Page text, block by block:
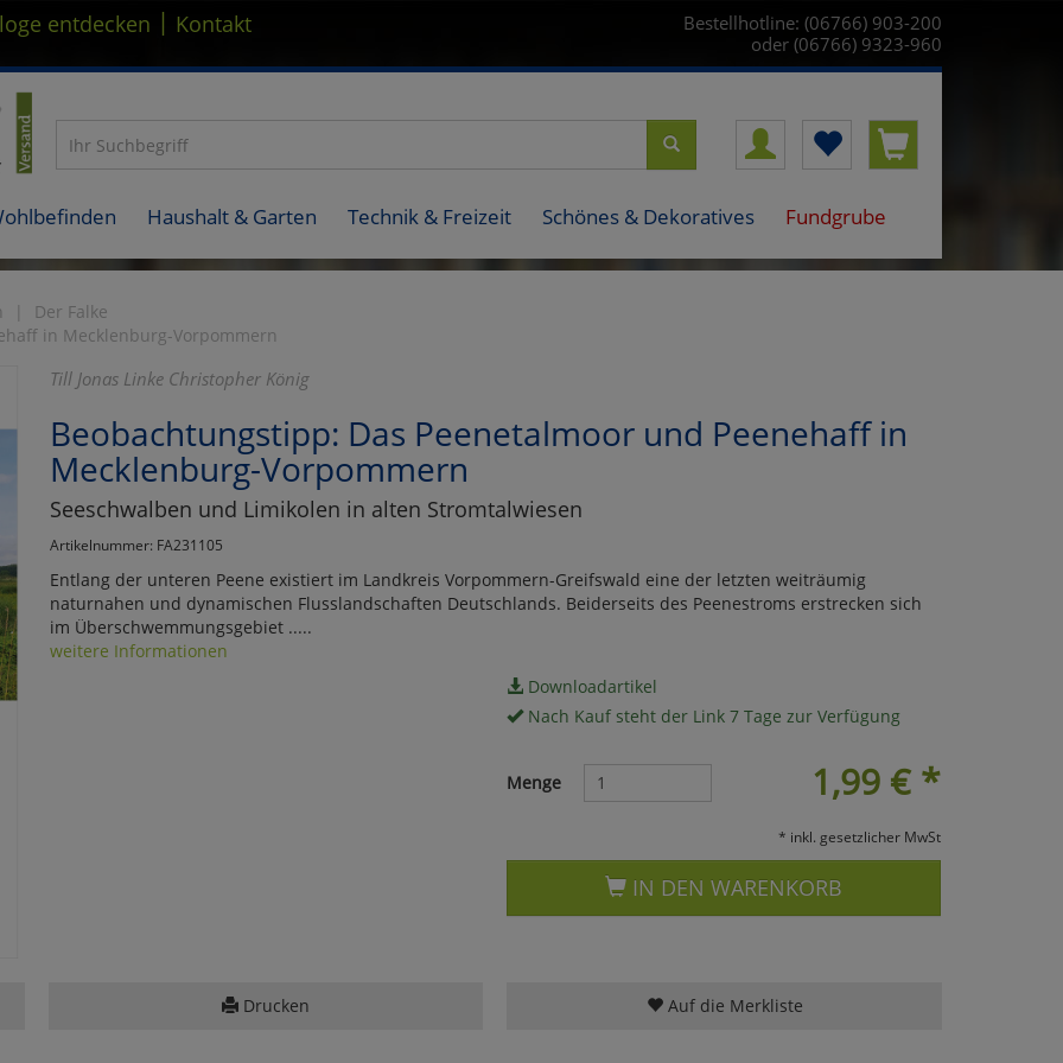
entdecken | Kontakt
Bestellhotline: (06766) 903-200
oder (06766) 9323-960
Haushalt & Garten Technik & Freizeit Schönes & Dekoratives Fundgrube
Der Falke
in Mecklenburg-Vorpommern
Till Jonas Linke Christopher König
Beobachtungstipp: Das Peenetalmoor und Peenehaff in
Mecklenburg-Vorpommern
Seeschwalben und Limikolen in alten Stromtalwiesen
Artikelnummer: FA231105
Entlang der unteren Peene existiert im Landkreis Vorpommern-Greifswald eine der letzten weiträumig
naturnahen und dynamischen Flusslandschaften Deutschlands. Beiderseits des Peenestroms erstrecken sich
im Überschwemmungsgebiet .....
weitere Informationen
Downloadartikel
Nach Kauf steht der Link 7 Tage zur Verfügung
1,99 €*
Menge
* inkl. gesetzlicher MwSt
IN DEN WARENKORB
Drucken Auf die Merkliste